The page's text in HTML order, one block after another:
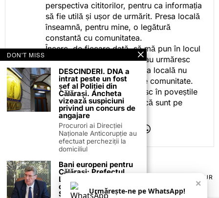
perspectiva cititorilor, pentru ca informația
să fie utilă și ușor de urmărit. Presa locală
înseamnă, pentru mine, o legătură
constantă cu comunitatea.
Încerc, de fiecare dată, să mă pun în locul
celor care citesc, privesc sau urmăresc
ceea ce fac. Pentru că presa locală nu
este despre mine, ci despre comunitate.
Iar dacă oamenii se regăsesc în poveștile
pe care le spun, înseamnă că sunt pe
drumul bun.
TERMENI ȘI CONDIȚII
POLITICA DE ANULARE & RETUR
PUBLICITATE ONLINE & TIPĂRITĂ
CONTACT
ZIARUL ANUNȚUL CĂLĂRĂȘEAN
×
Urmărește-ne pe WhatsApp!
DON'T MISS
DESCINDERI. DNA a
intrat peste un fost
șef al Poliției din
Călărași. Ancheta
vizează suspiciuni
privind un concurs de
angajare
Procurori ai Direcției
Naționale Anticorupție au
efectuat percheziții la
domiciliul
Bani europeni pentru
Călărași: Prefectul
Laurențiu State anunță
colaborarea cu ADR
Sud-Muntenia pentru